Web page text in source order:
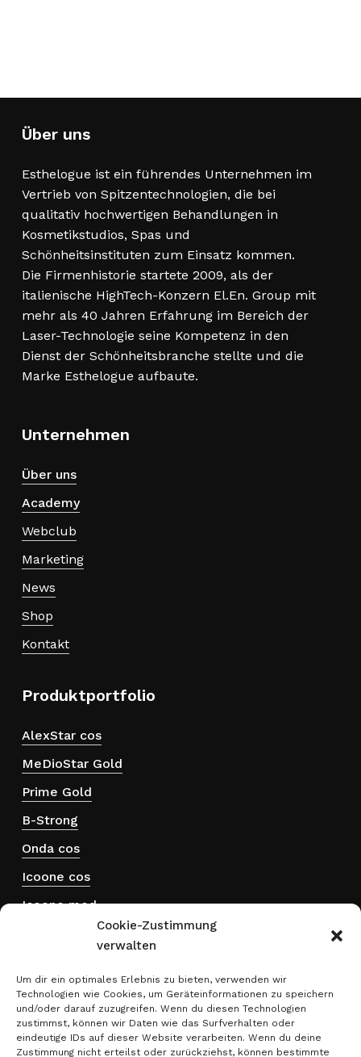
Cookie-Zustimmung
verwalten
Um dir ein optimales Erlebnis zu bieten, verwenden wir
Technologien wie Cookies, um Geräteinformationen zu speichern
und/oder darauf zuzugreifen. Wenn du diesen Technologien
zustimmst, können wir Daten wie das Surfverhalten oder
eindeutige IDs auf dieser Website verarbeiten. Wenn du deine
Zustimmung nicht erteilst oder zurückziehst, können bestimmte
Über uns
Esthelogue ist ein führendes Unternehmen im
Vertrieb von Spitzentechnologien, die bei
qualitativ hochwertigen Behandlungen in
Kosmetikstudios, Spas und
Schönheitsinstituten zum Einsatz kommen.
Die Firmenhistorie startete 2009, als der
italienische HighTech-Konzern El.En. Group mit
mehr als 40 Jahren Erfahrung im Bereich der
Laser-Technologie seine Kompetenz in den
Dienst der Schönheitsbranche stellte und die
Marke Esthelogue aufbaute.
Unternehmen
Über uns
Academy
Webclub
Marketing
News
Shop
Kontakt
Produktportfolio
AlexStar cos
MeDioStar Gold
Prime Gold
B-Strong
Onda cos
Icoone cos
Icoone med
Hydra touch H₂
Rechtliches
Impressum